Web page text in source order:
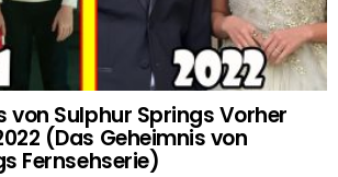
von Sulphur Springs Vorher
(Das Geheimnis von
Fernsehserie)